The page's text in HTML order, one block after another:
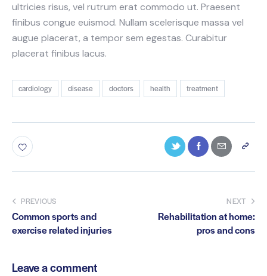
ultricies risus, vel rutrum erat commodo ut. Praesent
finibus congue euismod. Nullam scelerisque massa vel
augue placerat, a tempor sem egestas. Curabitur
placerat finibus lacus.
cardiology disease doctors health treatment
PREVIOUS
Common sports and
exercise related injuries
NEXT
Rehabilitation at home:
pros and cons
Leave a comment